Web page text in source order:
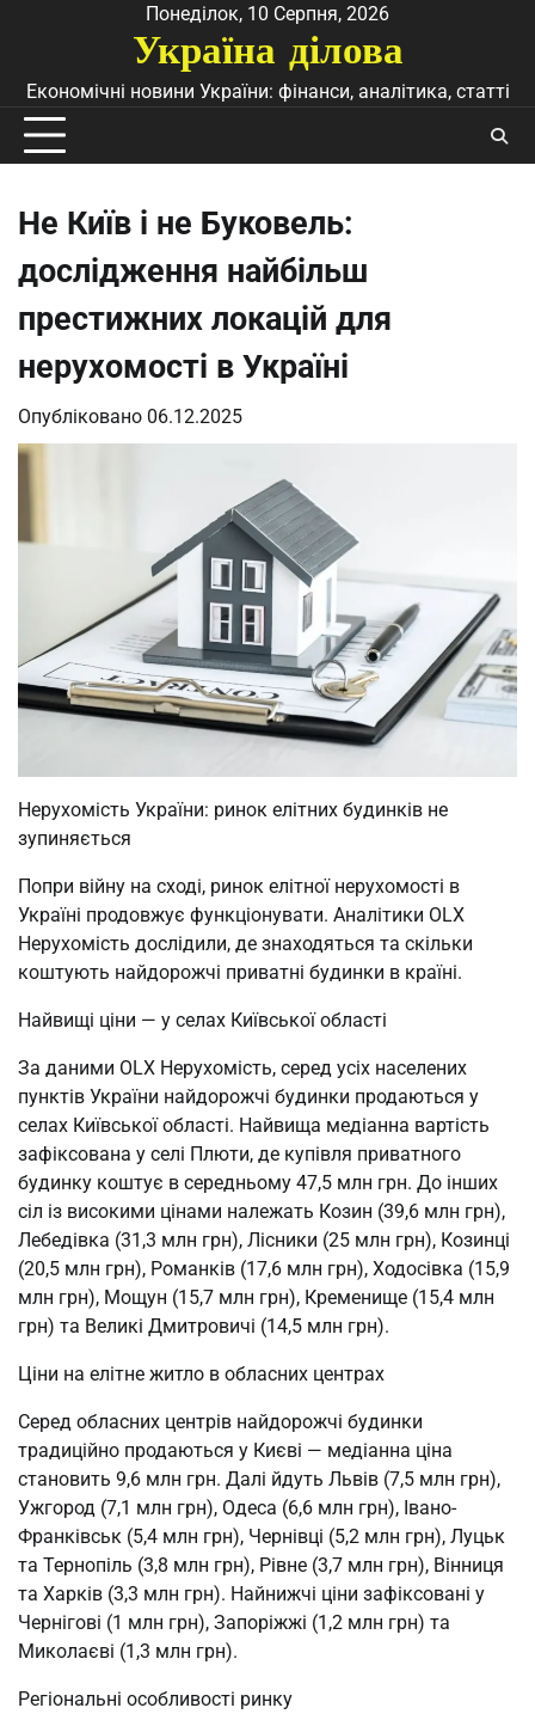
Понеділок, 10 Серпня, 2026
Україна ділова
Економічні новини України: фінанси, аналітика, статті
Не Київ і не Буковель:
дослідження найбільш
престижних локацій для
нерухомості в Україні
Опубліковано 06.12.2025
Нерухомість України: ринок елітних будинків не
зупиняється
Попри війну на сході, ринок елітної нерухомості в
Україні продовжує функціонувати. Аналітики OLX
Нерухомість дослідили, де знаходяться та скільки
коштують найдорожчі приватні будинки в країні.
Найвищі ціни — у селах Київської області
За даними OLX Нерухомість, серед усіх населених
пунктів України найдорожчі будинки продаються у
селах Київської області. Найвища медіанна вартість
зафіксована у селі Плюти, де купівля приватного
будинку коштує в середньому 47,5 млн грн. До інших
сіл із високими цінами належать Козин (39,6 млн грн),
Лебедівка (31,3 млн грн), Лісники (25 млн грн), Козинці
(20,5 млн грн), Романків (17,6 млн грн), Ходосівка (15,9
млн грн), Мощун (15,7 млн грн), Кременище (15,4 млн
грн) та Великі Дмитровичі (14,5 млн грн).
Ціни на елітне житло в обласних центрах
Серед обласних центрів найдорожчі будинки
традиційно продаються у Києві — медіанна ціна
становить 9,6 млн грн. Далі йдуть Львів (7,5 млн грн),
Ужгород (7,1 млн грн), Одеса (6,6 млн грн), Івано-
Франківськ (5,4 млн грн), Чернівці (5,2 млн грн), Луцьк
та Тернопіль (3,8 млн грн), Рівне (3,7 млн грн), Вінниця
та Харків (3,3 млн грн). Найнижчі ціни зафіксовані у
Чернігові (1 млн грн), Запоріжжі (1,2 млн грн) та
Миколаєві (1,3 млн грн).
Регіональні особливості ринку